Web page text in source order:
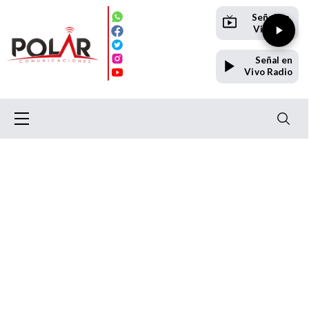
Señal en
Vivo TV
Señal en
Vivo Radio